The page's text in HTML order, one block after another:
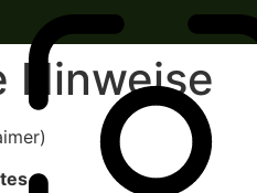
Hinweise